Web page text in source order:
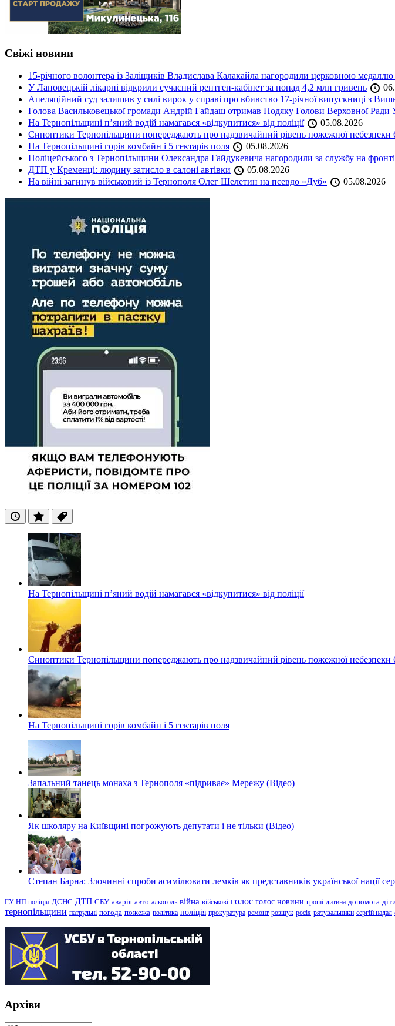
Свіжі новини
15-річного волонтера із Заліщиків Владислава Калакайла нагородили церковною
У Лановецькій лікарні відкрили сучасний рентген-кабінет за понад 4,2 млн гривень
Апеляційний суд залишив у силі вирок у справі про вбивство 17-річної випускниці з
Голова Васильковецької громади Андрій Гайдаш отримав Подяку Голови Верховної Ради
На Тернопільщині п’яний водій намагався «відкупитися» від поліції
05.08.2026
Синоптики Тернопільщини попереджають про надзвичайний рівень пожежної небезпеки
На Тернопільщині горів комбайн і 5 гектарів поля
05.08.2026
Поліцейського з Тернопільщини Олександра Гайдукевича нагородили за службу на фронті
ДТП у Кременці: людину затисло в салоні автівки
05.08.2026
На війні загинув військовий із Тернополя Олег Шелетин на псевдо «Дуб»
05.08.2026
ОстанніПопулярні
Теги
На Тернопільщині п’яний водій намагався «відкупитися» від поліції
Синоптики Тернопільщини попереджають про надзвичайний рівень пожежної небезпеки
На Тернопільщині горів комбайн і 5 гектарів поля
Запальний танець монаха з Тернополя «підриває» Мережу (Відео)
Як школяру на Київщині погрожують депутати і не тільки (Відео)
Степан Барна: Злочинні спроби асимілювати лемків як представників української нації
ГУ НП поліція ДСНС ДТП СБУ аварія авто алкоголь війна військові голос голос новини гроші дитина допомога
тернопільщини патрульні погода пожежа політика поліція прокуратура ремонт розшук росія рятувальники сергій надал
Архіви